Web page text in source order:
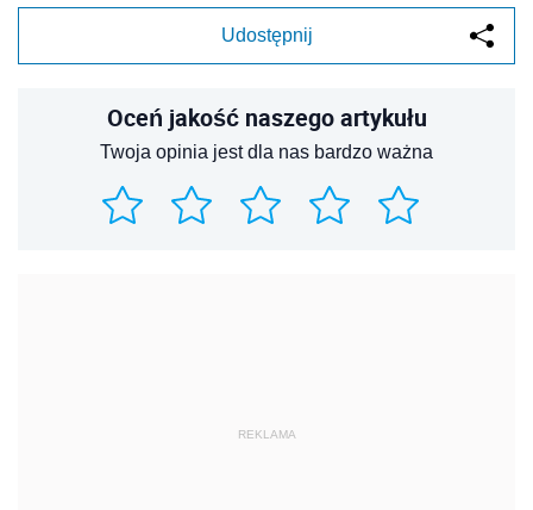
Udostępnij
Oceń jakość naszego artykułu
Twoja opinia jest dla nas bardzo ważna
REKLAMA